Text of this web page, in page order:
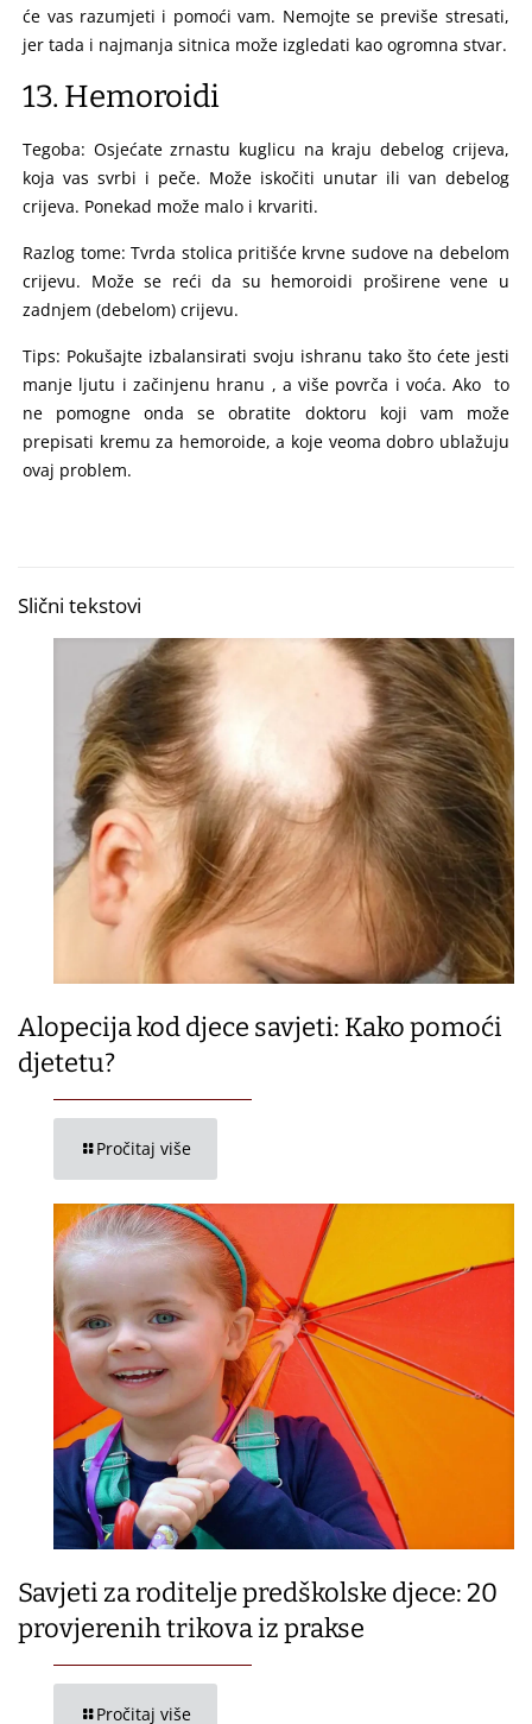
će vas razumjeti i pomoći vam. Nemojte se previše stresati,
jer tada i najmanja sitnica može izgledati kao ogromna stvar.
13. Hemoroidi
Tegoba: Osjećate zrnastu kuglicu na kraju debelog crijeva,
koja vas svrbi i peče. Može iskočiti unutar ili van debelog
crijeva. Ponekad može malo i krvariti.
Razlog tome: Tvrda stolica pritišće krvne sudove na debelom
crijevu. Može se reći da su hemoroidi proširene vene u
zadnjem (debelom) crijevu.
Tips: Pokušajte izbalansirati svoju ishranu tako što ćete jesti
manje ljutu i začinjenu hranu , a više povrča i voća. Ako to
ne pomogne onda se obratite doktoru koji vam može
prepisati kremu za hemoroide, a koje veoma dobro ublažuju
ovaj problem.
Slični tekstovi
Alopecija kod djece savjeti: Kako pomoći
djetetu?
Pročitaj više
Savjeti za roditelje predškolske djece: 20
provjerenih trikova iz prakse
Pročitaj više